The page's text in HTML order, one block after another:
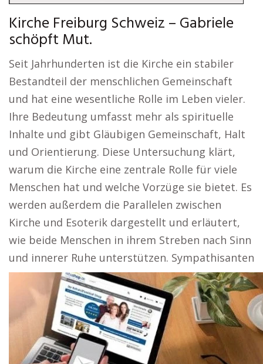
Kirche Freiburg Schweiz – Gabriele
schöpft Mut.
Seit Jahrhunderten ist die Kirche ein stabiler
Bestandteil der menschlichen Gemeinschaft
und hat eine wesentliche Rolle im Leben vieler.
Ihre Bedeutung umfasst mehr als spirituelle
Inhalte und gibt Gläubigen Gemeinschaft, Halt
und Orientierung. Diese Untersuchung klärt,
warum die Kirche eine zentrale Rolle für viele
Menschen hat und welche Vorzüge sie bietet. Es
werden außerdem die Parallelen zwischen
Kirche und Esoterik dargestellt und erläutert,
wie beide Menschen in ihrem Streben nach Sinn
und innerer Ruhe unterstützen. Sympathisanten